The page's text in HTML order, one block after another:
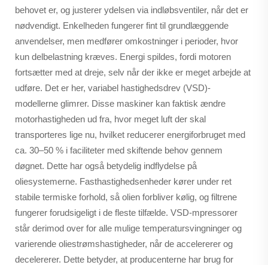
behovet er, og justerer ydelsen via indløbsventiler, når det er
nødvendigt. Enkelheden fungerer fint til grundlæggende
anvendelser, men medfører omkostninger i perioder, hvor
kun delbelastning kræves. Energi spildes, fordi motoren
fortsætter med at dreje, selv når der ikke er meget arbejde at
udføre. Det er her, variabel hastighedsdrev (VSD)-
modellerne glimrer. Disse maskiner kan faktisk ændre
motorhastigheden ud fra, hvor meget luft der skal
transporteres lige nu, hvilket reducerer energiforbruget med
ca. 30–50 % i faciliteter med skiftende behov gennem
døgnet. Dette har også betydelig indflydelse på
oliesystemerne. Fasthastighedsenheder kører under ret
stabile termiske forhold, så olien forbliver kølig, og filtrene
fungerer forudsigeligt i de fleste tilfælde. VSD-mpressorer
står derimod over for alle mulige temperatursvingninger og
varierende oliestrømshastigheder, når de accelererer og
decelererer. Dette betyder, at producenterne har brug for